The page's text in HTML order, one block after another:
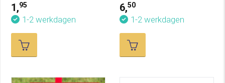
1,95
1-2 werkdagen
6,50
1-2 werkdagen